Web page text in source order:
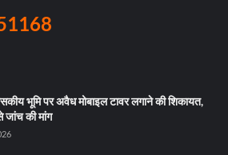
भूमि पर अवैध मोबाइल टावर लगाने की शिकायत,
की मांग